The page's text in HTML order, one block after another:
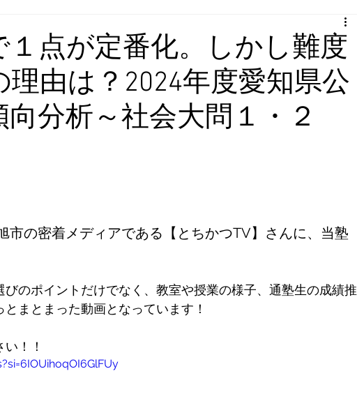
１点が定番化。しかし難度
理由は？2024年度愛知県公
分析～社会大問１・２
います。
市の密着メディアである【とちかつTV】さんに、当塾
のポイントだけでなく、教室や授業の様子、通塾生の成績推
まとまった動画となっています！
！！